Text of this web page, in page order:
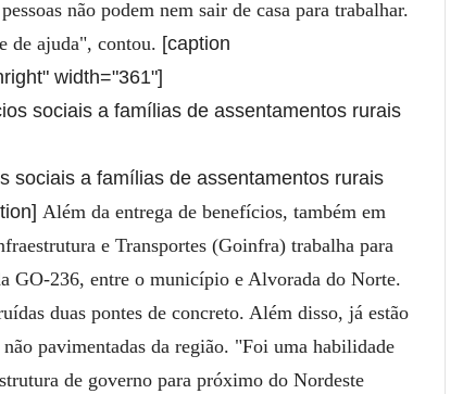
não podem nem sair de casa para trabalhar.
de ajuda", contou. [caption
width="361"]
sociais a famílias de assentamentos rurais
Além da entrega de benefícios, também em
e Transportes (Goinfra) trabalha para
GO-236, entre o município e Alvorada do Norte.
duas pontes de concreto. Além disso, já estão
pavimentadas da região. "Foi uma habilidade
de governo para próximo do Nordeste